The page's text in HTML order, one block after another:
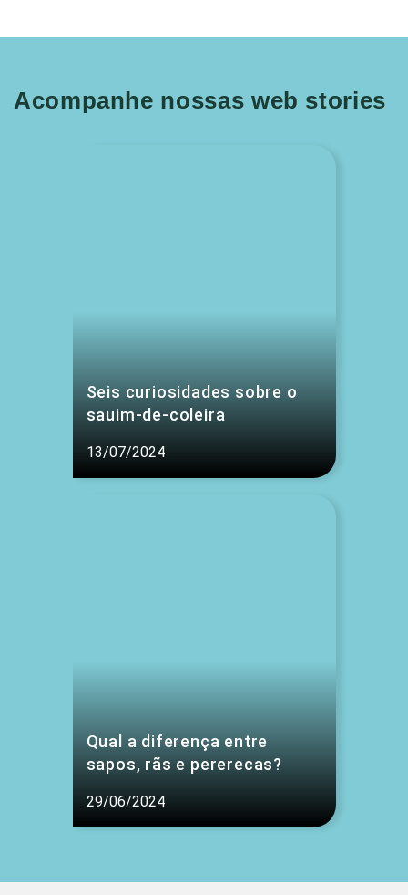
Acompanhe nossas web stories
Seis curiosidades sobre o
sauim-de-coleira
13/07/2024
Qual a diferença entre
sapos, rãs e pererecas?
29/06/2024